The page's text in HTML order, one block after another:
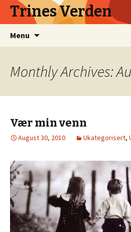
Trines Verden
Menu
Monthly Archives:
Vær min venn
August 30, 2010 Ukategorisert,